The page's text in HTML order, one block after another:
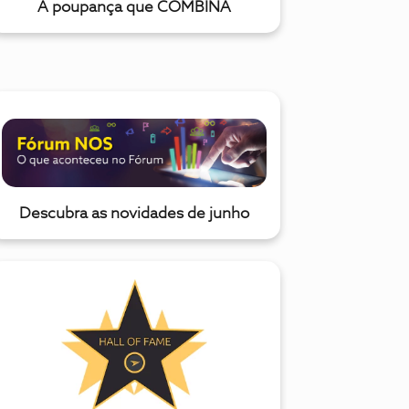
A poupança que COMBINA
Descubra as novidades de junho